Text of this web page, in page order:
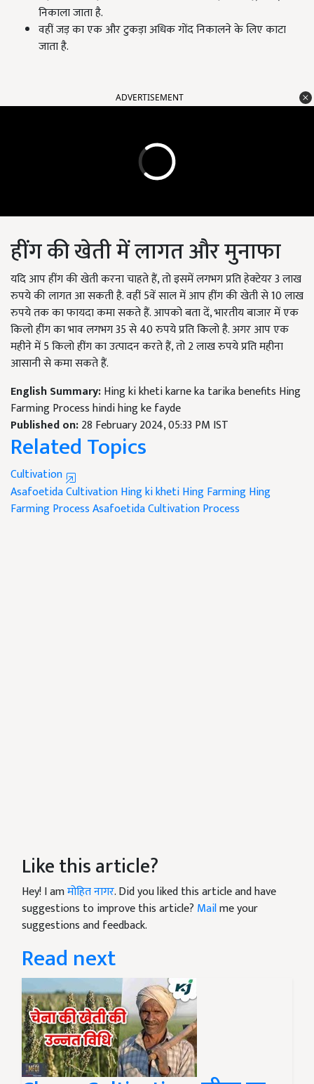
निकाला जाता है.
वहीं जड़ का एक और टुकड़ा अधिक गोंद निकालने के लिए काटा
जाता है.
ADVERTISEMENT
हींग की खेती में लागत और मुनाफा
यदि आप हींग की खेती करना चाहते हैं, तो इसमें लगभग प्रति हेक्‍टेयर 3 लाख
रुपये की लागत आ सकती है. वहीं 5वें साल में आप हींग की खेती से 10 लाख
रुपये तक का फायदा कमा सकते हैं. आपको बता दें, भारतीय बाजार में एक
किलो हींग का भाव लगभग 35 से 40 रुपये प्रति किलो है. अगर आप एक
महीने में 5 किलो हींग का उत्पादन करते हैं, तो 2 लाख रुपये प्रति महीना
आसानी से कमा सकते हैं.
English Summary:Hing ki kheti karne ka tarika benefits Hing
Farming Process hindi hing ke fayde
Published on:28 February 2024, 05:33 PM IST
Related Topics
Cultivation
Asafoetida CultivationHing ki khetiHing FarmingHing
Farming ProcessAsafoetida Cultivation Process
Like this article?
Hey! I amमोहित नागर. Did you liked this article and have
suggestions to improve this article? Mailme your
suggestions and feedback.
Read next